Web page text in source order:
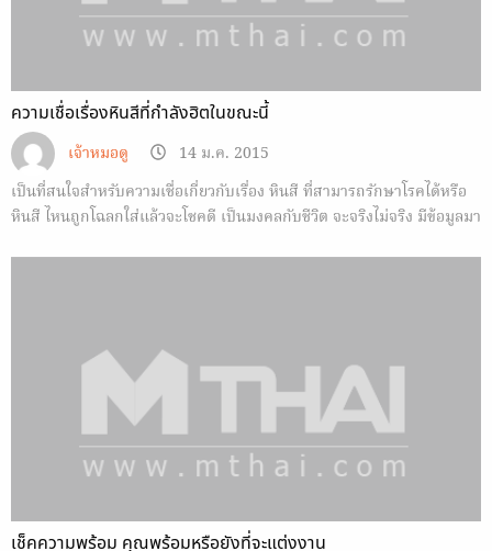
ความเชื่อเรื่องหินสีที่กำลังฮิตในขณะนี้
เจ้าหมอดู
14 ม.ค. 2015
เป็นที่สนใจสำหรับความเชื่อเกี่ยวกับเรื่อง หินสี ที่สามารถรักษาโรคได้หรือ
หินสี ไหนถูกโฉลกใส่แล้วจะโชคดี เป็นมงคลกับชีวิต จะจริงไม่จริง มีข้อมูลมา
เช็คความพร้อม คุณพร้อมหรือยังที่จะแต่งงาน